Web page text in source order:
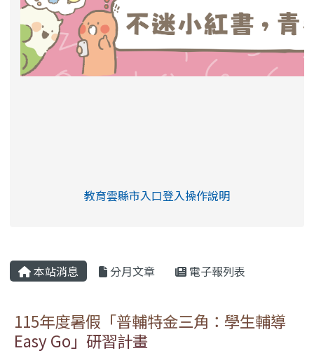
link to https://eliteracy.edu.tw/Shorts/
教育雲縣市入口登入操作說明
本站消息 分月文章 電子報列表
115年度暑假「普輔特金三角：學生輔導
Easy Go」研習計畫